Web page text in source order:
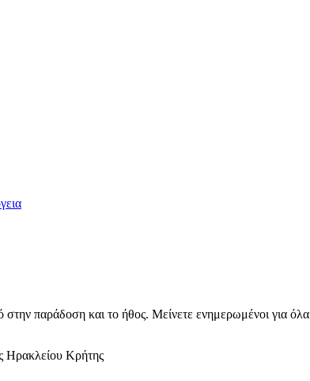
στην παράδοση και το ήθος. Μείνετε ενημερωμένοι για
Ηρακλείου Κρήτης